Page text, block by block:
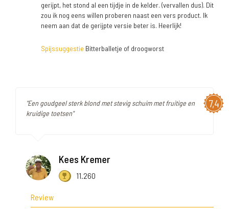
gerijpt, het stond al een tijdje in de kelder. (vervallen dus). Dit
zou ik nog eens willen proberen naast een vers product. Ik
neem aan dat de gerijpte versie beter is. Heerlijk!
Spijssuggestie Bitterballetje of droogworst
7,4
"Een goudgeel sterk blond met stevig schuim met fruitige en
kruidige toetsen"
Kees Kremer
11.260
Review